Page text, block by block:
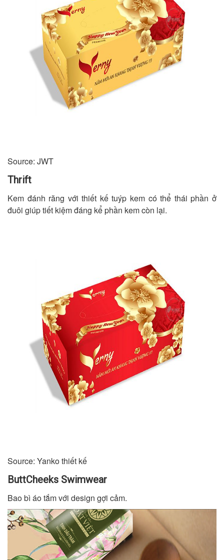
Source: JWT
Thrift
Kem đánh răng với thiết kế tuýp kem có thể thái phần ở
đuôi giúp tiết kiệm đáng kể phần kem còn lại.
Source: Yanko thiết kế
ButtCheeks Swimwear
Bao bì áo tắm với design gợi cảm.